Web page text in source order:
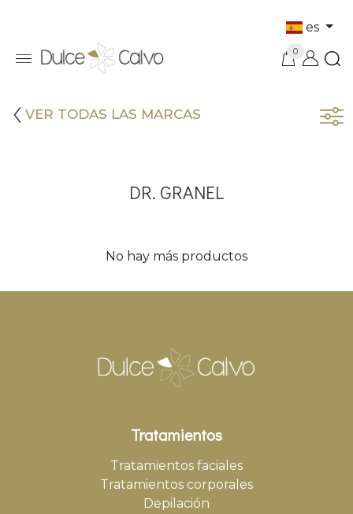
es
0
VER TODAS LAS MARCAS
DR. GRANEL
No hay más productos
Tratamientos
Tratamientos faciales
Tratamientos corporales
Depilación